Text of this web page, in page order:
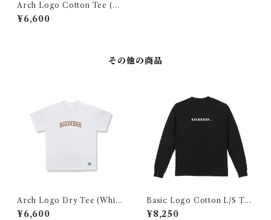
Arch Logo Cotton Tee (Bla
ck×EMERALD GREEN)
¥6,600
その他の商品
Arch Logo Dry Tee (White
×BROWN)
¥6,600
Basic Logo Cotton L/S Tee
（Black×White）
¥8,250